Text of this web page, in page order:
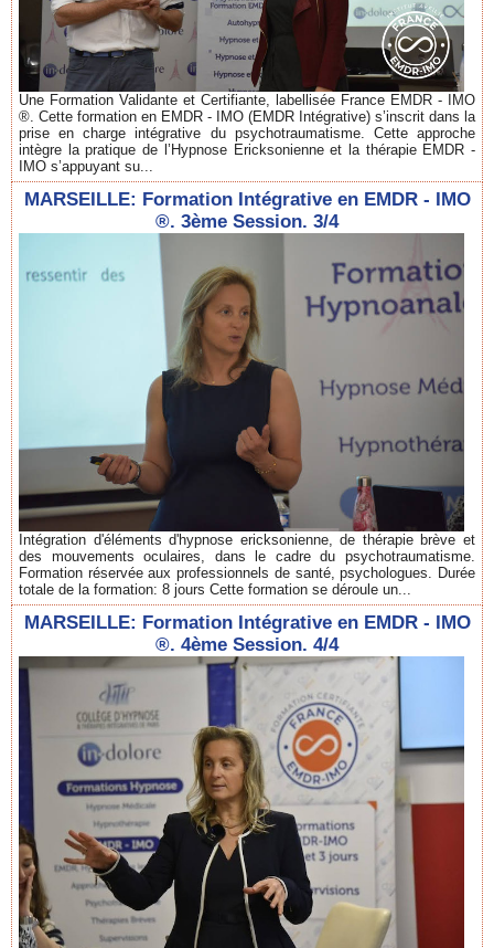
Une Formation Validante et Certifiante, labellisée France EMDR - IMO
®. Cette formation en EMDR - IMO (EMDR Intégrative) s’inscrit dans la
prise en charge intégrative du psychotraumatisme. Cette approche
intègre la pratique de l’Hypnose Ericksonienne et la thérapie EMDR -
IMO s’appuyant su...
MARSEILLE: Formation Intégrative en EMDR - IMO
®. 3ème Session. 3/4
Intégration d'éléments d'hypnose ericksonienne, de thérapie brève et
des mouvements oculaires, dans le cadre du psychotraumatisme.
Formation réservée aux professionnels de santé, psychologues. Durée
totale de la formation: 8 jours Cette formation se déroule un...
MARSEILLE: Formation Intégrative en EMDR - IMO
®. 4ème Session. 4/4